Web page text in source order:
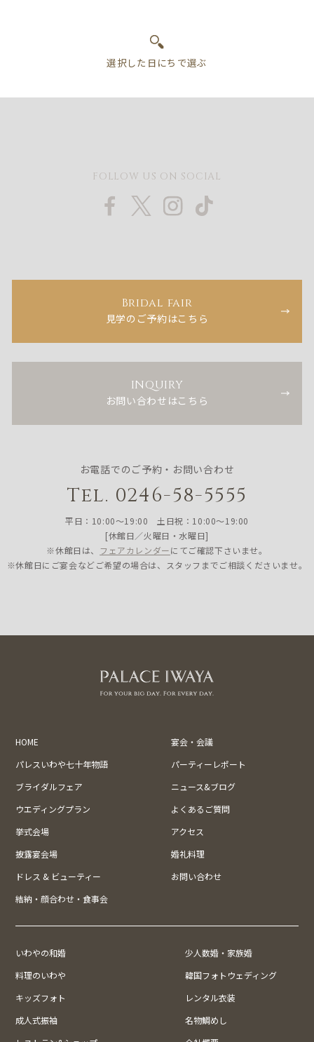
FOLLOW US ON SOCIAL
Bridal fair
見学のご予約はこちら
INQUIRY
お問い合わせはこちら
お電話でのご予約・お問い合わせ
Tel. 0246-58-5555
平日：10:00〜19:00 土日祝：10:00〜19:00
[休館日／火曜日・水曜日]
※休館日は、 フェアカレンダーにてご確認下さいませ。
※休館日にご宴会などご希望の場合は、スタッフまでご相談くださいませ。
HOME
宴会・会議
パレスいわや七十年物語
パーティーレポート
ブライダルフェア
ニュース&ブログ
ウエディングプラン
よくあるご質問
挙式会場
アクセス
披露宴会場
婚礼料理
ドレス & ビューティー
お問い合わせ
結納・顔合わせ・食事会
いわやの和婚
少人数婚・家族婚
料理のいわや
韓国フォトウェディング
キッズフォト
レンタル衣装
成人式振袖
名物鯛めし